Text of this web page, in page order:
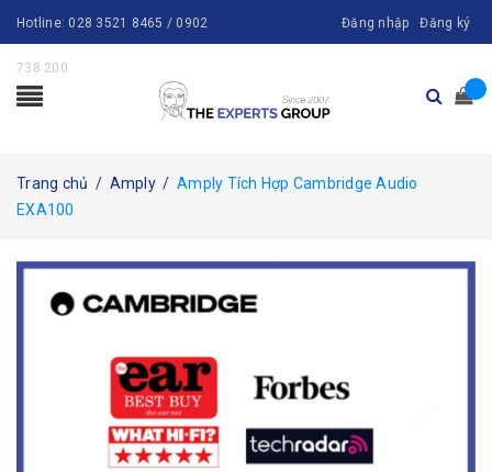
Hotline: 028 3521 8465 / 0902
738 200
Đăng nhập Đăng ký
Trang chủ / Amply / Amply Tích Hợp Cambridge Audio
EXA100